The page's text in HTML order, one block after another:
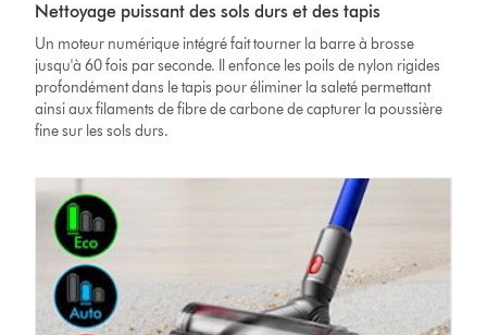
Nettoyage puissant des sols durs et des tapis
Un moteur numérique intégré fait tourner la barre à brosse
jusqu'à 60 fois par seconde. Il enfonce les poils de nylon rigides
profondément dans le tapis pour éliminer la saleté permettant
ainsi aux filaments de fibre de carbone de capturer la poussière
fine sur les sols durs.